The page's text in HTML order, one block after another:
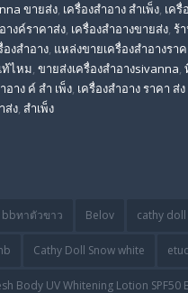
ขายส่ง, เครื่องสําอาง สําเพ็ง, เครื่
างค์ราคาส่ง, เครื่องสําอางขายส่ง, ร้
งสําอาง, แหล่งขายเครื่องสําอางราค
ท้ไหม, ขายส่งเครื่องสําอางsivanna,
อาง ค์ สำ เพ็ง, เครื่องสำอาง ราคา ส่
ส่ง, สำเพ็ง
bbทาตัวขาว Belov cathy doll
Cathy Doll Snow white
Body UV Whitening Lotion SPF50